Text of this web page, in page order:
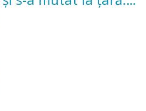
în grădina